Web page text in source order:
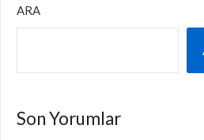
ARA
Son Yorumlar